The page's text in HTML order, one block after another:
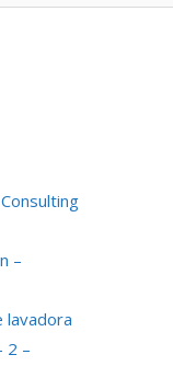
–
lavadora
2 –